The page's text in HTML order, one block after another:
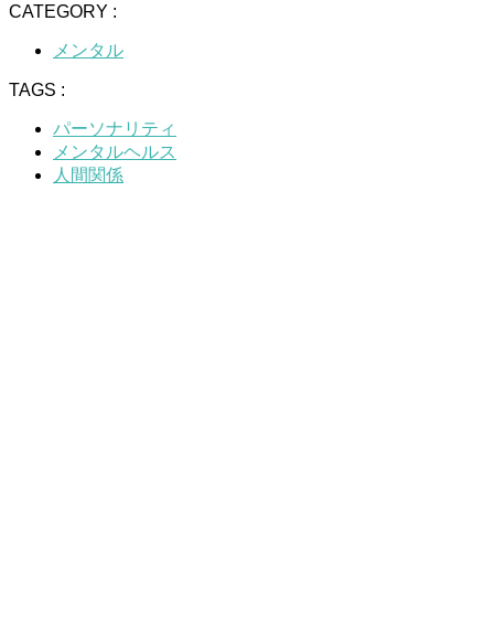
CATEGORY :
メンタル
TAGS :
パーソナリティ
メンタルヘルス
人間関係